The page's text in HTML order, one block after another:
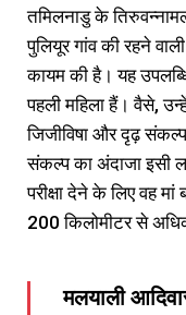
तमिलनाडु के
पुलियूर गांव की रहने
कायम की है। यह
पहली महिला हैं। वैसे,
जिजीविषा और दृढ़
संकल्प का अंदाजा इसी
परीक्षा देने के लिए वह
200 किलोमीटर से
मलयाली